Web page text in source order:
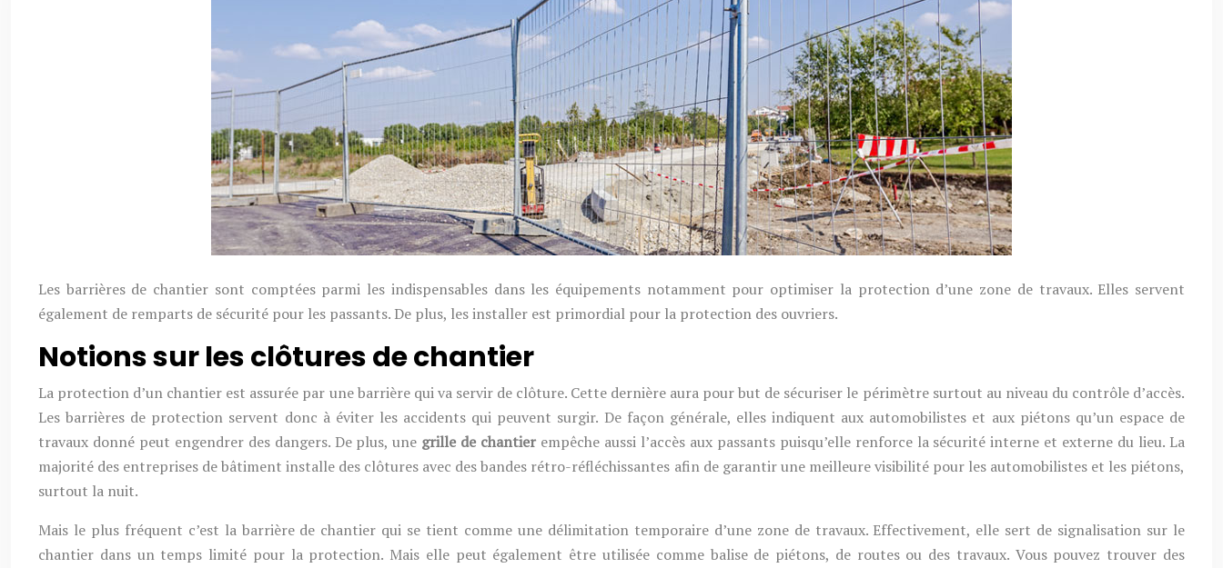
Les barrières de chantier sont comptées parmi les indispensables dans les équipements notamment pour optimiser la protection d’une zone de travaux. Elles servent
également de remparts de sécurité pour les passants. De plus, les installer est primordial pour la protection des ouvriers.
Notions sur les clôtures de chantier
La protection d’un chantier est assurée par une barrière qui va servir de clôture. Cette dernière aura pour but de sécuriser le périmètre surtout au niveau du contrôle d’accès.
Les barrières de protection servent donc à éviter les accidents qui peuvent surgir. De façon générale, elles indiquent aux automobilistes et aux piétons qu’un espace de
travaux donné peut engendrer des dangers. De plus, une grille de chantier empêche aussi l’accès aux passants puisqu’elle renforce la sécurité interne et externe du lieu. La
majorité des entreprises de bâtiment installe des clôtures avec des bandes rétro-réfléchissantes afin de garantir une meilleure visibilité pour les automobilistes et les piétons,
surtout la nuit.
Mais le plus fréquent c’est la barrière de chantier qui se tient comme une délimitation temporaire d’une zone de travaux. Effectivement, elle sert de signalisation sur le
chantier dans un temps limité pour la protection. Mais elle peut également être utilisée comme balise de piétons, de routes ou des travaux. Vous pouvez trouver des